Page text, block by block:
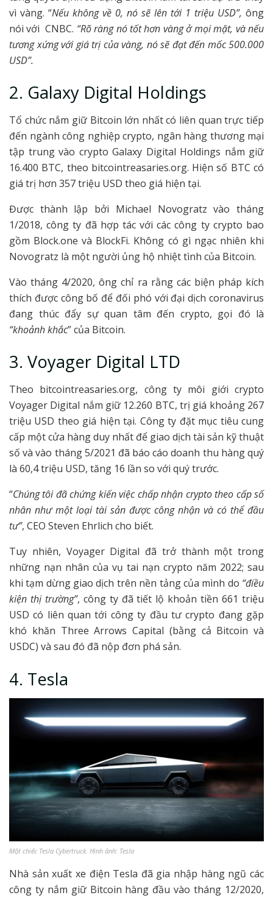
vì vàng. “Nếu không về 0, nó sẽ lên tới 1 triệu USD”, ông
nói với CNBC. “Rõ ràng nó tốt hơn vàng ở mọi mặt, và nếu
tương xứng với giá trị của vàng, nó sẽ đạt đến mốc 500.000
USD”.
2. Galaxy Digital Holdings
Tổ chức nắm giữ Bitcoin lớn nhất có liên quan trực tiếp
đến ngành công nghiệp crypto, ngân hàng thương mại
tập trung vào crypto Galaxy Digital Holdings nắm giữ
16.400 BTC, theo bitcointreasaries.org. Hiện số BTC có
giá trị hơn 357 triệu USD theo giá hiện tại.
Được thành lập bởi Michael Novogratz vào tháng
1/2018, công ty đã hợp tác với các công ty crypto bao
gồm Block.one và BlockFi. Không có gì ngạc nhiên khi
Novogratz là một người ủng hộ nhiệt tình của Bitcoin.
Vào tháng 4/2020, ông chỉ ra rằng các biện pháp kích
thích được công bố để đối phó với đại dịch coronavirus
đang thúc đẩy sự quan tâm đến crypto, gọi đó là
“khoảnh khắc” của Bitcoin.
3. Voyager Digital LTD
Theo bitcointreasaries.org, công ty môi giới crypto
Voyager Digital nắm giữ 12.260 BTC, trị giá khoảng 267
triệu USD theo giá hiện tại. Công ty đặt mục tiêu cung
cấp một cửa hàng duy nhất để giao dịch tài sản kỹ thuật
số và vào tháng 5/2021 đã báo cáo doanh thu hàng quý
là 60,4 triệu USD, tăng 16 lần so với quý trước.
“Chúng tôi đã chứng kiến ​​việc chấp nhận crypto theo cấp số
nhân như một loại tài sản được công nhận và có thể đầu
tư”, CEO Steven Ehrlich cho biết.
Tuy nhiên, Voyager Digital đã trở thành một trong
những nạn nhân của vụ tai nạn crypto năm 2022; sau
khi tạm dừng giao dịch trên nền tảng của mình do “điều
kiện thị trường”, công ty đã tiết lộ khoản tiền 661 triệu
USD có liên quan tới công ty đầu tư crypto đang gặp
khó khăn Three Arrows Capital (bằng cả Bitcoin và
USDC) và sau đó đã nộp đơn phá sản.
4. Tesla
Một chiếc Tesla Cybertruck. Hình ảnh: Tesla
Nhà sản xuất xe điện Tesla đã gia nhập hàng ngũ các
công ty nắm giữ Bitcoin hàng đầu vào tháng 12/2020,